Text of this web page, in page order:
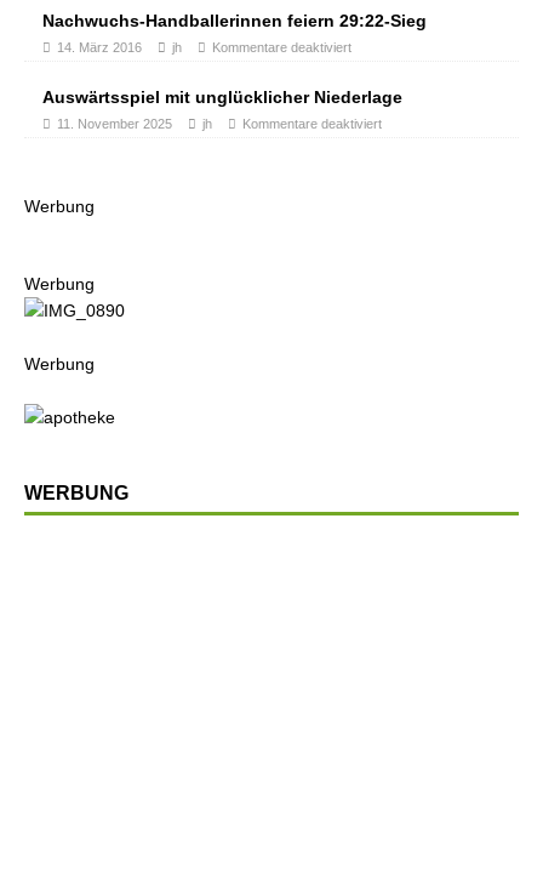
Nachwuchs-Handballerinnen feiern 29:22-Sieg
14. März 2016 jh Kommentare deaktiviert
Auswärtsspiel mit unglücklicher Niederlage
11. November 2025 jh Kommentare deaktiviert
Werbung
Werbung
Werbung
WERBUNG